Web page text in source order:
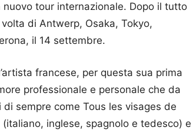
tour internazionale. Dopo il tutto
di Antwerp, Osaka, Tokyo,
il 14 settembre.
francese, per questa sua prima
professionale e personale che da
di sempre come Tous les visages de
inglese, spagnolo e tedesco) e